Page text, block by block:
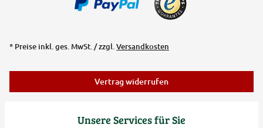
Unsere Services für Sie
* Preise inkl. ges. MwSt. / zzgl.Versandkosten
Vertrag widerrufen